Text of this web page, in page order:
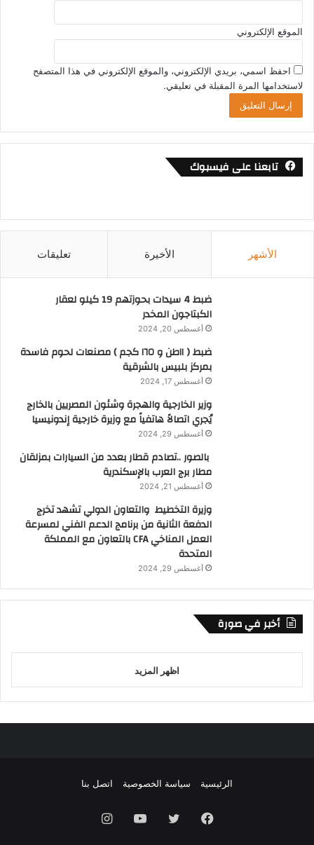
الموقع الإلكتروني
احفظ اسمي، بريدي الإلكتروني، والموقع الإلكتروني في هذا المتصفح
لاستخدامها المرة المقبلة في تعليقي.
تابعنا على فيسبوك
الأشهر الأخيرة تعليقات
ضبط 4 سيدات بحوزتهم 19 كيلو لعقار
الكبتاجون المخدر
أغسطس 20, 2024
ضبط ( ١١طن و ١٦٥ كجم ) مصنعات لحوم فاسدة
بمركز بلبيس بالشرقية
أغسطس 17, 2024
وزير الخارجية والهجرة وشئون المصريين بالخارج
يُجري اتصالاً هاتفياً مع وزيرة خارجية إندونيسيا
أغسطس 29, 2024
بالصور ..تصادم قطار بعدد من السيارات بمزلقان
مطار برج العرب بالإسكندرية
أغسطس 21, 2024
وزيرة التخطيط والتعاون الدولي تشهد تخرج
الدفعة الثانية من برنامج الدعم الفني لمسرعة
العمل المناخي CFA بالتعاون مع المملكة
المتحدة
أغسطس 29, 2024
أخبر في صورة
اظهر المزيد
الرئيسية سياسة الخصوصية اتصل بنا
فيسبوك تويتر يوتيوب